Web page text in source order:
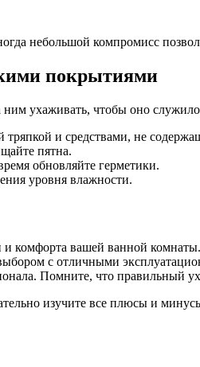
небольшой компромисс
покрытиями
ухаживать, чтобы оно
тряпкой и средствами, не
пятна.
обновляйте герметики.
уровня влажности.
комфорта вашей ванной
с отличными
Помните, что правильный
изучите все плюсы и